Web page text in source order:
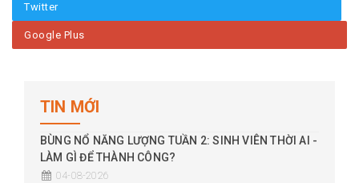
Twitter
Google Plus
TIN MỚI
BÙNG NỔ NĂNG LƯỢNG TUẦN 2: SINH VIÊN THỜI AI -
LÀM GÌ ĐỂ THÀNH CÔNG?
04-08-2026